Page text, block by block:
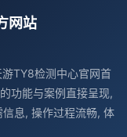
网站
TY8检测中心官网首
功能与案例直接呈现,
息, 操作过程流畅, 体